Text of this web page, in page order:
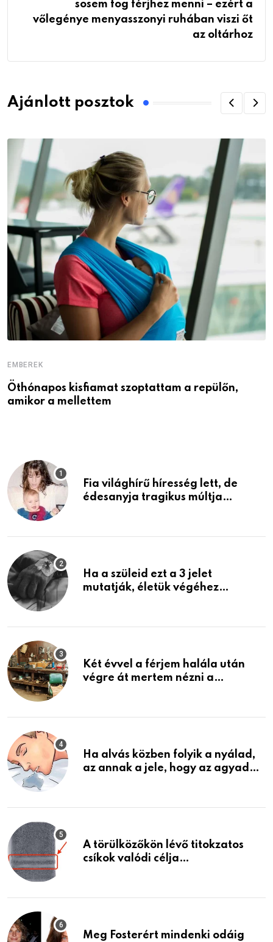
sosem fog férjhez menni – ezért a
vőlegénye menyasszonyi ruhában viszi őt
az oltárhoz
Ajánlott posztok
EMBEREK
Öthónapos kisfiamat szoptattam a repülőn,
amikor a mellettem
Fia világhírű híresség lett, de
édesanyja tragikus múltja
Ha a szüleid ezt a 3 jelet
mutatják, életük végéhez
Két évvel a férjem halála után
végre át mertem nézni a
életemet
Ha alvás közben folyik a nyálad,
az annak a jele, hogy az agyad…
A törülközőkön lévő titokzatos
csíkok valódi célja…
Meg Fosterért mindenki odáig